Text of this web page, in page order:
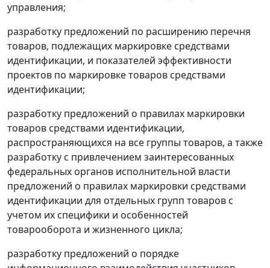
управления;
разработку предложений по расширению перечня
товаров, подлежащих маркировке средствами
идентификации, и показателей эффективности
проектов по маркировке товаров средствами
идентификации;
разработку предложений о правилах маркировки
товаров средствами идентификации,
распространяющихся на все группы товаров, а также
разработку с привлечением заинтересованных
федеральных органов исполнительной власти
предложений о правилах маркировки средствами
идентификации для отдельных групп товаров с
учетом их специфики и особенностей
товарооборота и жизненного цикла;
разработку предложений о порядке